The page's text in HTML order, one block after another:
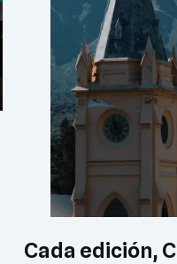
Cada edición,